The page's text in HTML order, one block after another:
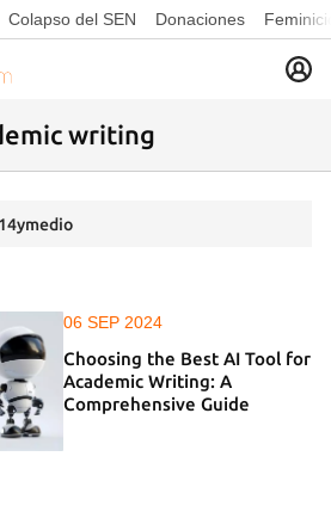
Colapso del SEN Donaciones
writing
06 SEP 2024
Choosing the Best AI Tool for
Academic Writing: A
Comprehensive Guide